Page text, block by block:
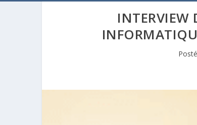
INTERVIEW